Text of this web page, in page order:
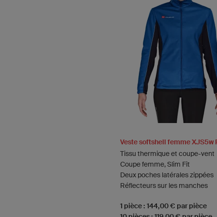
Veste softshell femme XJS5w
Tissu thermique et coupe-vent
Coupe femme, Slim Fit
Deux poches latérales zippées
Réflecteurs sur les manches
1 pièce : 144,00 € par pièce